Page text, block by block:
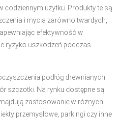
codziennym użytku. Produkty te są
i mycia zarówno twardych,
efektywność w
ryzyko uszkodzeń podczas
podłóg drewnianych
szczotki. Na rynku dostępne są
zastosowanie w różnych
przemysłowe, parkingi czy inne